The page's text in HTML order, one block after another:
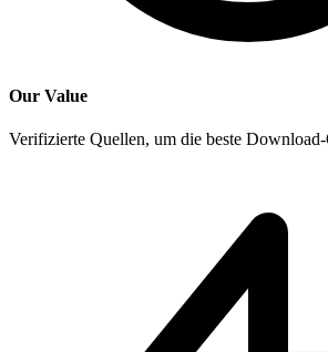
Our Value
Verifizierte Quellen, um die beste